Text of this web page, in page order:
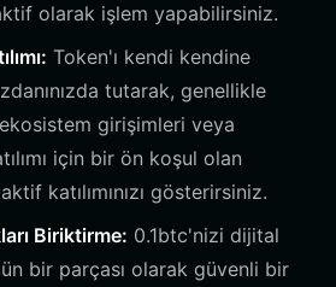
olarak işlem yapabilirsiniz.
Token'ı kendi kendine
tutarak, genellikle
girişimleri veya
için bir ön koşul olan
katılımınızı gösterirsiniz.
Biriktirme: 0.1btc'nizi dijital
bir parçası olarak güvenli bir